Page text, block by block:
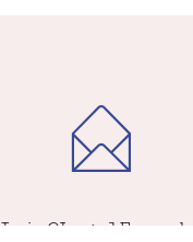
Iris@LegalEyes.be